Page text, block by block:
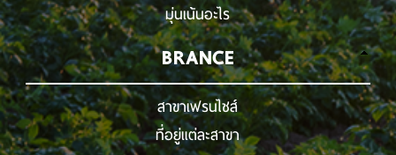
มุ่นเน้นอะไร
BRANCE
สาขาเฟรนไชส์
ที่อยู่แต่ละสาขา